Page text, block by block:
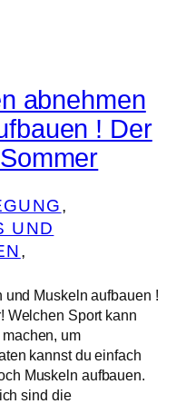
abnehmen
! Der
UND
Muskeln aufbauen !
Welchen Sport kann
um
kannst du einfach
Muskeln aufbauen.
sind die